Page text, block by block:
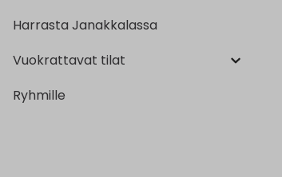
Harrasta Janakkalassa
Vuokrattavat tilat
Ryhmille